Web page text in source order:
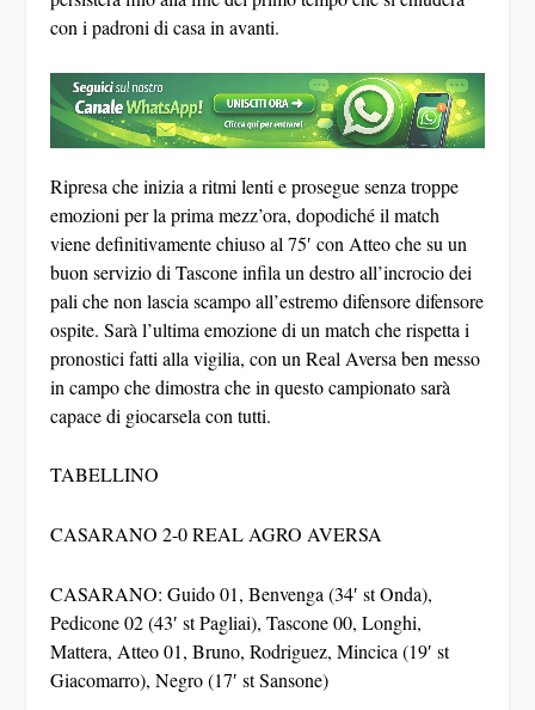
con i padroni di casa in avanti.
Ripresa che inizia a ritmi lenti e prosegue senza troppe
emozioni per la prima mezz’ora, dopodiché il match
viene definitivamente chiuso al 75′ con Atteo che su un
buon servizio di Tascone infila un destro all’incrocio dei
pali che non lascia scampo all’estremo difensore difensore
ospite. Sarà l’ultima emozione di un match che rispetta i
pronostici fatti alla vigilia, con un Real Aversa ben messo
in campo che dimostra che in questo campionato sarà
capace di giocarsela con tutti.
TABELLINO
CASARANO 2-0 REAL AGRO AVERSA
CASARANO: Guido 01, Benvenga (34′ st Onda),
Pedicone 02 (43′ st Pagliai), Tascone 00, Longhi,
Mattera, Atteo 01, Bruno, Rodriguez, Mincica (19′ st
Giacomarro), Negro (17′ st Sansone)